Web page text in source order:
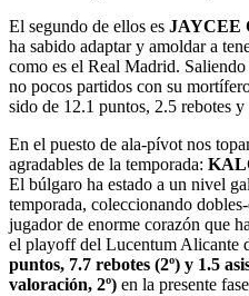
El segundo de ellos es JAYCEE
ha sabido adaptar y amoldar a
como es el Real Madrid.
no pocos partidos con su
sido de 12.1 puntos, 2.5 rebotes
En el puesto de ala-pívot nos
agradables de la temporada:
El búlgaro ha estado a un nivel
temporada, coleccionando
jugador de enorme corazón que
el playoff del Lucentum Alicante
puntos, 7.7 rebotes (2º) y 1.5
valoración, 2º) en la presente